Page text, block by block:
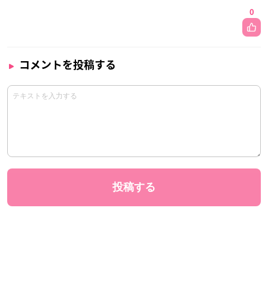
0
コメントを投稿する